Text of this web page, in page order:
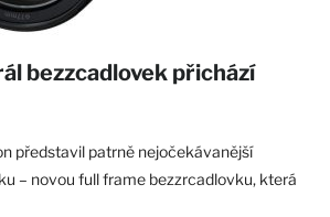
bezzcadlovek přichází
představil patrně nejočekávanější
– novou full frame bezzrcadlovku, která